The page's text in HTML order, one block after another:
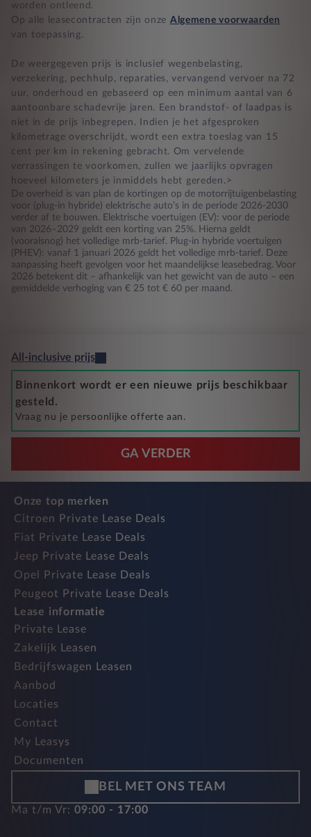
worden ontleend.
Op alle leasecontracten zijn onze Algemene voorwaarden
van toepassing.
De weergegeven prijs is inclusief wegenbelasting,
verzekering, pechhulp, reparaties, vervangend vervoer na 72
uur, onderhoud en gebaseerd op een minimum aantal van 6
aantoonbare schadevrije jaren. Een brandstof- of laadpas is
niet in de prijs inbegrepen. Indien je het afgesproken
kilometrage overschrijdt, wordt een extra toeslag van 15
cent per km in rekening gebracht. Om vervelende
verrassingen te voorkomen, zullen we jaarlijks opvragen
hoeveel kilometers je inmiddels hebt gereden.>
De overheid is van plan de kortingen op de motorrijtuigenbelasting
voor (plug-in hybride) elektrische auto’s in de periode 2026-2030
verder af te bouwen. Elektrische voertuigen (EV): voor de periode
van 2026–2029 geldt een korting van 25%. Hierna geldt
(vooralsnog) het volledige mrb-tarief. Plug-in hybride voertuigen
(PHEV): vanaf 1 januari 2026 geldt het volledige mrb-tarief. Deze
aanpassing heeft gevolgen voor het maandelijkse leasebedrag. Voor
2026 betekent dit – afhankelijk van het gewicht van de auto – een
gemiddelde verhoging van € 25 tot € 60 per maand.
All-inclusive prijs
Binnenkort wordt er een nieuwe prijs beschikbaar
gesteld.
Vraag nu je persoonlijke offerte aan.
GA VERDER
Onze top merken
Citroen Private Lease Deals
Fiat Private Lease Deals
Jeep Private Lease Deals
Opel Private Lease Deals
Peugeot Private Lease Deals
Lease informatie
Private Lease
Zakelijk Leasen
Bedrijfswagen Leasen
Aanbod
Locaties
Contact
My Leasys
Documenten
BEL MET ONS TEAM
Ma t/m Vr: 09:00 - 17:00